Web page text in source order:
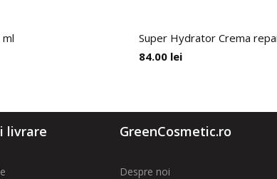
Super Hydrator Crema
84.00 lei
livrare GreenCosmetic.ro
Despre noi